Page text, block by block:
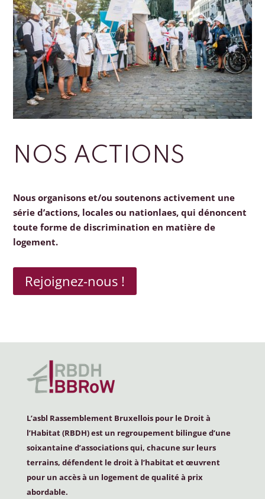
NOS ACTIONS
Nous organisons et/ou soutenons activement une
série d’actions, locales ou nationlaes, qui dénoncent
toute forme de discrimination en matière de
logement.
Rejoignez-nous !
L’asbl Rassemblement Bruxellois pour le Droit à
l’Habitat (RBDH) est un regroupement bilingue d’une
soixantaine d’associations qui, chacune sur leurs
terrains, défendent le droit à l’habitat et œuvrent
pour un accès à un logement de qualité à prix
abordable.